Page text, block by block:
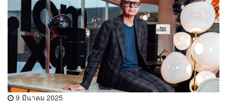
9 มีนาคม 2025